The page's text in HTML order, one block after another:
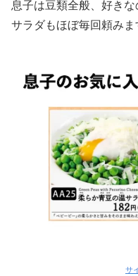
息子は豆類全般、好き
サラダもほぼ毎回頼みま
サ